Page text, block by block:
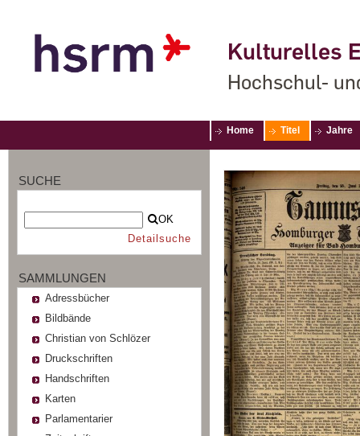
Kulturelles
Hochschul-
Home Titel Jahre
SUCHE
OK
Detailsuche
SAMMLUNGEN
Adressbücher
Bildbände
Christian von Schlözer
Druckschriften
Handschriften
Karten
Parlamentarier